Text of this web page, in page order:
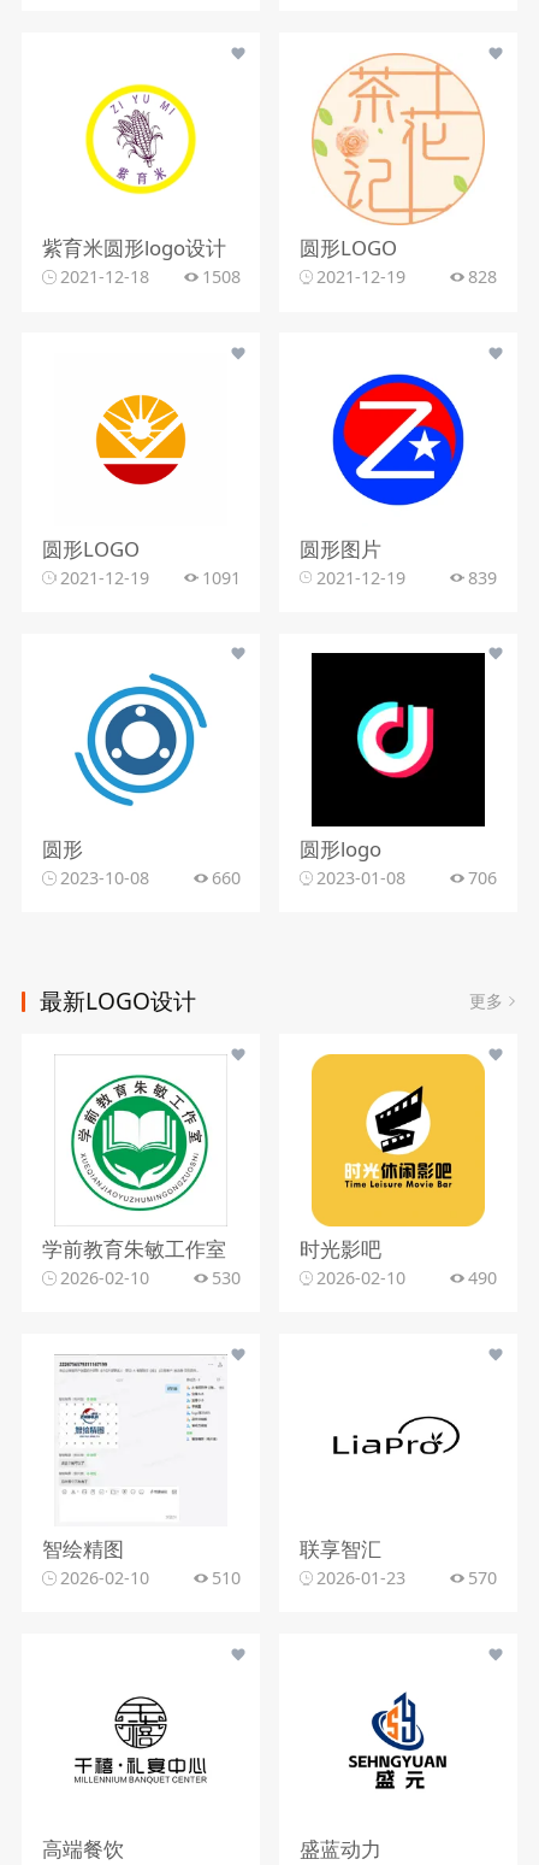
紫育米圆形logo设计
2021-12-18 1508
圆形LOGO
2021-12-19 828
圆形LOGO
2021-12-19 1091
圆形图片
2021-12-19 839
圆形
2023-10-08 660
圆形logo
2023-01-08 706
最新LOGO设计 更多
学前教育朱敏工作室
2026-02-10 530
时光影吧
2026-02-10 490
智绘精图
2026-02-10 510
联享智汇
2026-01-23 570
高端餐饮 盛蓝动力